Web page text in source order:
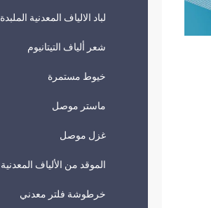
لباد الالياف المعدنية الملبدة
شعر ألياف التيتانيوم
خيوط مستمرة
ماستر موصل
غزل موصل
الموقد من الألياف المعدنية
خرطوشة فلتر معدني